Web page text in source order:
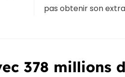
pas obtenir son
378 millions